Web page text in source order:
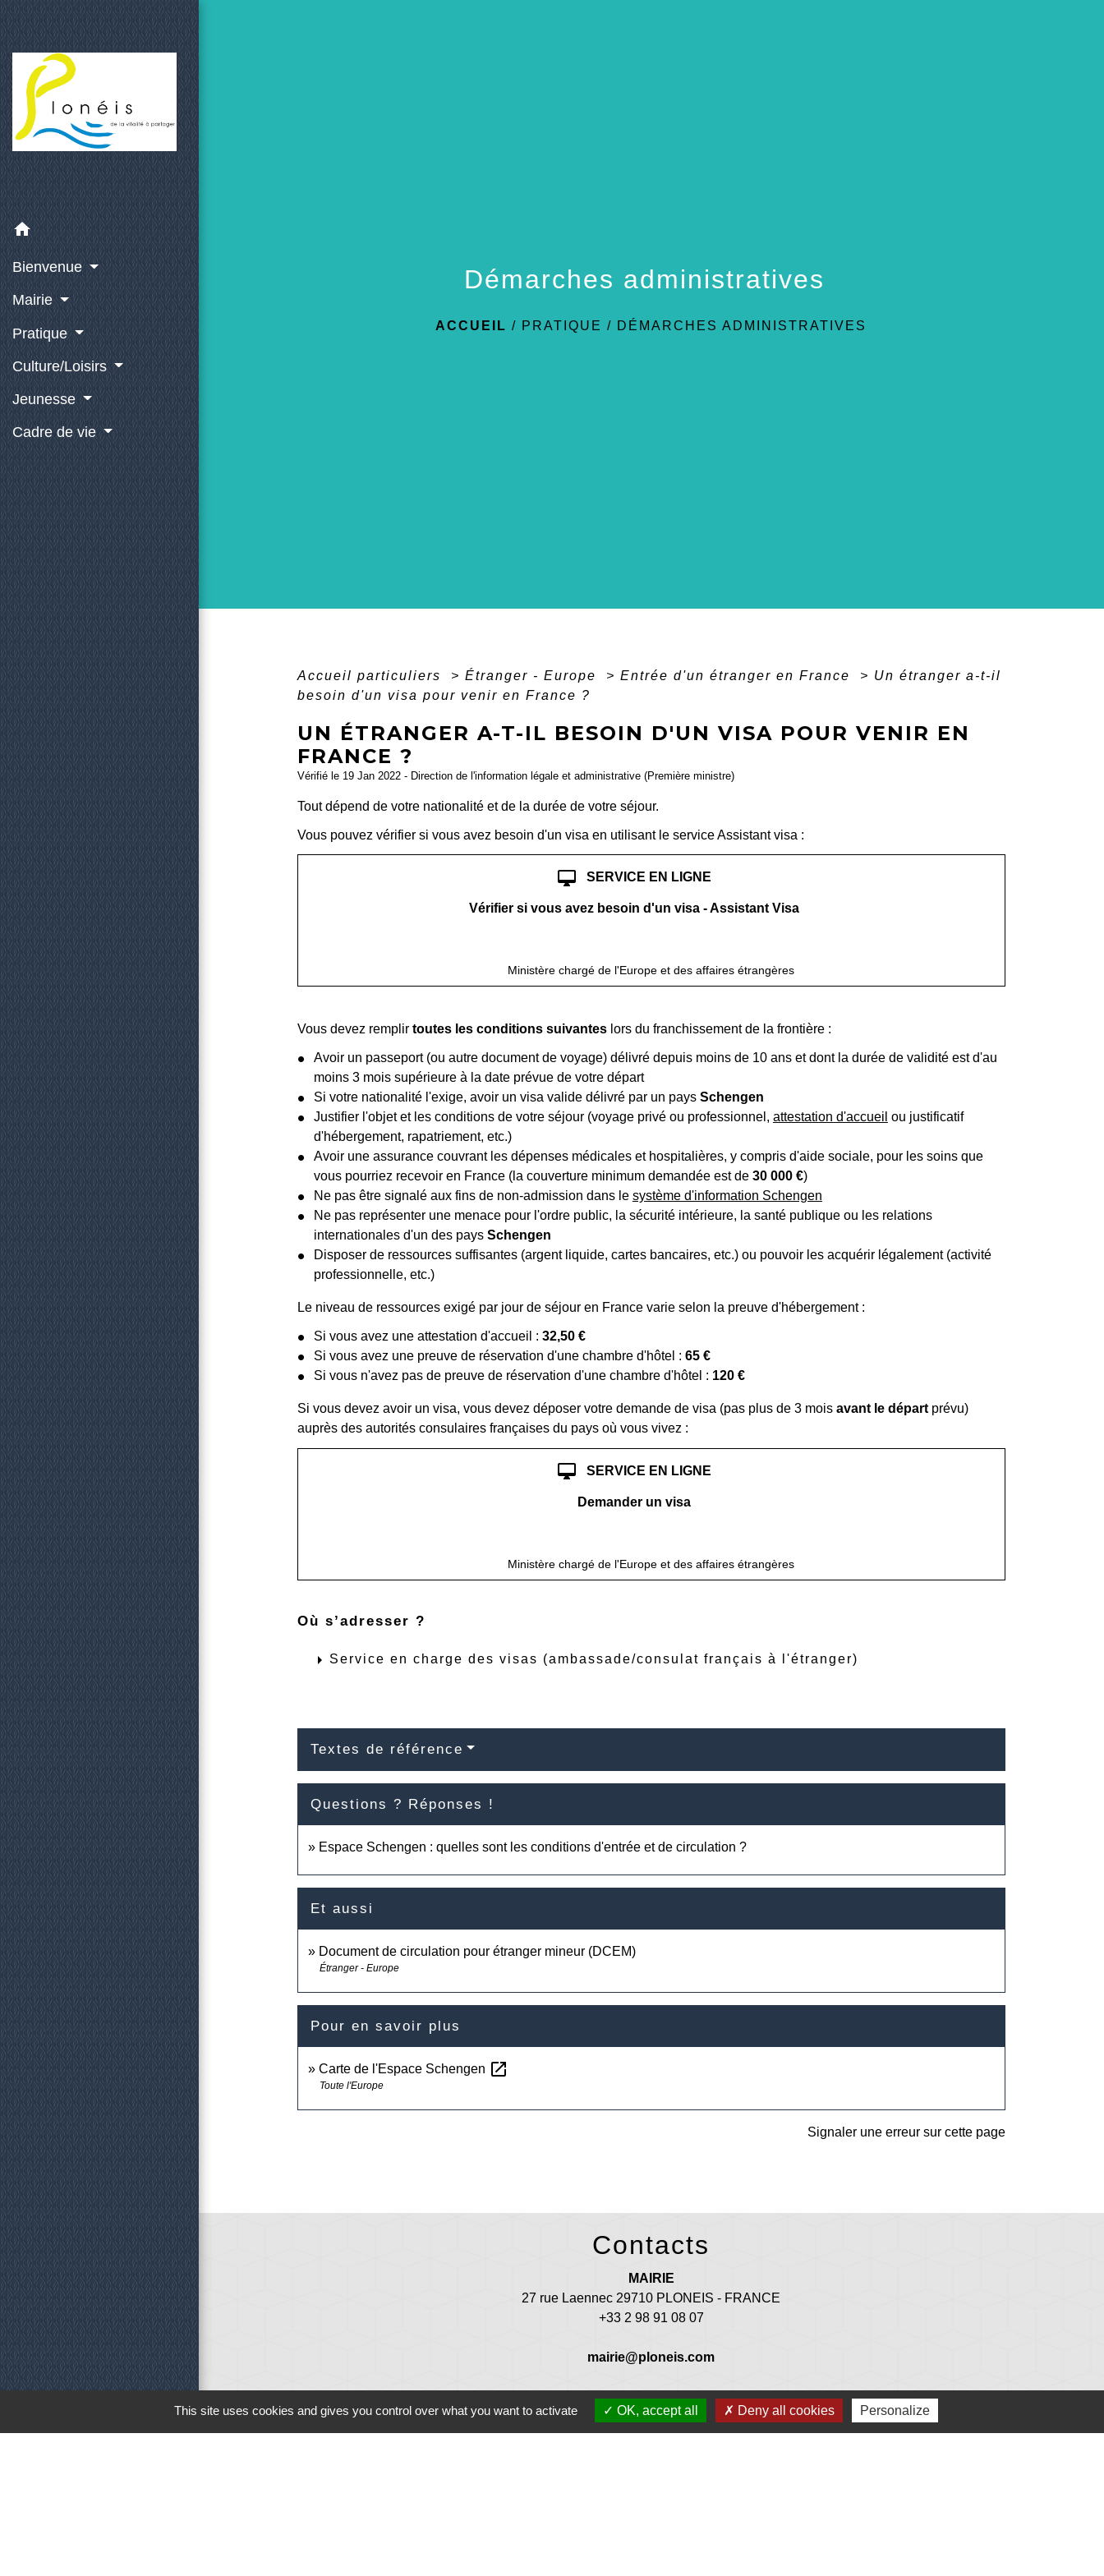
home
Bienvenue
Mairie
Pratique
Culture/Loisirs
Jeunesse
Cadre de vie
Démarches administratives
ACCUEIL / PRATIQUE / DÉMARCHES ADMINISTRATIVES
Accueil particuliers > Étranger - Europe > Entrée d'un étranger en France > Un étranger a-t-il
besoin d'un visa pour venir en France ?
UN ÉTRANGER A-T-IL BESOIN D'UN VISA POUR VENIR EN
FRANCE ?
Vérifié le 19 Jan 2022 - Direction de l'information légale et administrative (Première ministre)
Tout dépend de votre nationalité et de la durée de votre séjour.
Vous pouvez vérifier si vous avez besoin d'un visa en utilisant le service Assistant visa :
desktop_mac SERVICE EN LIGNE
Vérifier si vous avez besoin d'un visa - Assistant Visa
Ministère chargé de l'Europe et des affaires étrangères
Vous devez remplir toutes les conditions suivanteslors du franchissement de la frontière :
Avoir un passeport (ou autre document de voyage) délivré depuis moins de 10 ans et dont la durée de validité est d'au
moins 3 mois supérieure à la date prévue de votre départ
Si votre nationalité l'exige, avoir un visa valide délivré par un pays Schengen
Justifier l'objet et les conditions de votre séjour (voyage privé ou professionnel, attestation d'accueil ou justificatif
d'hébergement, rapatriement, etc.)
Avoir une assurance couvrant les dépenses médicales et hospitalières, y compris d'aide sociale, pour les soins que
vous pourriez recevoir en France (la couverture minimum demandée est de 30 000 €)
Ne pas être signalé aux fins de non-admission dans le système d'information Schengen
Ne pas représenter une menace pour l'ordre public, la sécurité intérieure, la santé publique ou les relations
internationales d'un des pays Schengen
Disposer de ressources suffisantes (argent liquide, cartes bancaires, etc.) ou pouvoir les acquérir légalement (activité
professionnelle, etc.)
Le niveau de ressources exigé par jour de séjour en France varie selon la preuve d'hébergement :
Si vous avez une attestation d'accueil : 32,50 €
Si vous avez une preuve de réservation d'une chambre d'hôtel : 65 €
Si vous n'avez pas de preuve de réservation d'une chambre d'hôtel : 120 €
Si vous devez avoir un visa, vous devez déposer votre demande de visa (pas plus de 3 mois avant le départprévu)
auprès des autorités consulaires françaises du pays où vous vivez :
desktop_mac SERVICE EN LIGNE
Demander un visa
Ministère chargé de l'Europe et des affaires étrangères
Où s’adresser ?
arrow_right Service en charge des visas (ambassade/consulat français à l'étranger)
Textes de référence
Questions ? Réponses !
Espace Schengen : quelles sont les conditions d'entrée et de circulation ?
Et aussi
Document de circulation pour étranger mineur (DCEM)
Étranger - Europe
Pour en savoir plus
Carte de l'Espace Schengen open_in_new
Toute l'Europe
Signaler une erreur sur cette page
Contacts
MAIRIE
27 rue Laennec 29710 PLONEIS - FRANCE
+33 2 98 91 08 07
mairie@ploneis.com
Horaires d'ouverture au public : du lundi au vendredi de 9 h à 12 h et de 13 h 30 à 17 h - le mardi et le samedi de 9 h à 12 h
This site uses cookies and gives you control over what you want to activate
OK, accept all Deny all cookies Personalize